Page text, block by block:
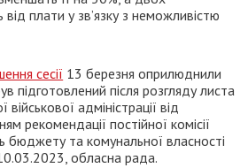
від плати у зв’язку з неможливістю
сесії 13 березня оприлюднили
підготовлений після розгляду листа
адміністрації від
рекомендації постійної комісії
бюджету та комунальної власності
обласна рада.